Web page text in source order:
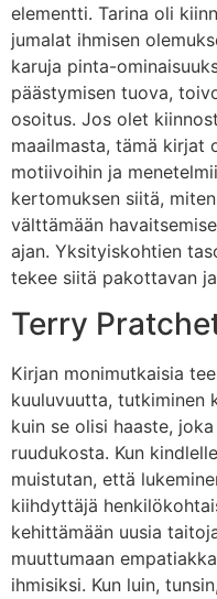
elementti. Tarina oli
jumalat ihmisen
karuja pinta-
päästymisen tuova,
osoitus. Jos olet
maailmasta, tämä kirjat
motiivoihin ja
kertomuksen siitä,
välttämään
ajan. Yksityiskohtien
tekee siitä pakottavan
Terry
Kirjan monimutkaisia
kuuluvuutta, tutkiminen
kuin se olisi haaste,
ruudukosta. Kun
muistutan, että
kiihdyttäjä
kehittämään uusia
muuttumaan
ihmisiksi. Kun luin,